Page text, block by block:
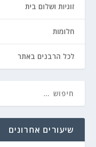
זוגיות ושלום בית
חלומות
לכל הרבנים באתר
שיעורים אחרונים